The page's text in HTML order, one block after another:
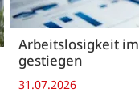
Arbeitslosigkeit
gestiegen
31.07.2026